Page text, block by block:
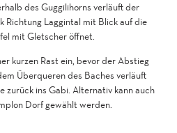
des Guggilihorns verläuft der
Richtung Laggintal mit Blick auf die
mit Gletscher öffnet.
kurzen Rast ein, bevor der Abstieg
Überqueren des Baches verläuft
zurück ins Gabi. Alternativ kann auch
Dorf gewählt werden.